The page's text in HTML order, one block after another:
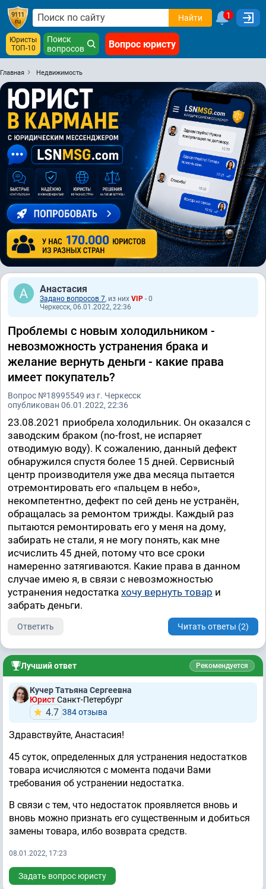
Найти 1
Юристы
ТОП-10
Поиск
вопросов
Вопрос юристу
Главная Недвижимость
Анастасия
Задано вопросов 7, из них VIP - 0
Черкесск, 06.01.2022, 22:36
Проблемы с новым холодильником -
невозможность устранения брака и
желание вернуть деньги - какие права
имеет покупатель?
Вопрос №18995549 из г. Черкесск
опубликован 06.01.2022, 22:36
23.08.2021 приобрела холодильник. Он оказался с
заводским браком (no-frost, не испаряет
отводимую воду). К сожалению, данный дефект
обнаружился спустя более 15 дней. Сервисный
центр производителя уже два месяца пытается
отремонтировать его «пальцем в небо»,
некомпетентно, дефект по сей день не устранён,
обращалась за ремонтом трижды. Каждый раз
пытаются ремонтировать его у меня на дому,
забирать не стали, я не могу понять, как мне
исчислить 45 дней, потому что все сроки
намеренно затягиваются. Какие права в данном
случае имею я, в связи с невозможностью
устранения недостатка хочу вернуть товар и
забрать деньги.
Ответить Читать ответы (2)
Лучший ответ Рекомендуется
Кучер Татьяна Сергеевна
ЮристСанкт-Петербург
4.7 384 отзывa
Здравствуйте, Анастасия!
45 суток, определенных для устранения недостатков
товара исчисляются с момента подачи Вами
требования об устранении недостатка.
В связи с тем, что недостаток проявляется вновь и
вновь можно признать его существенным и добиться
замены товара, илбо возврата средств.
08.01.2022, 17:23
Задать вопрос юристу